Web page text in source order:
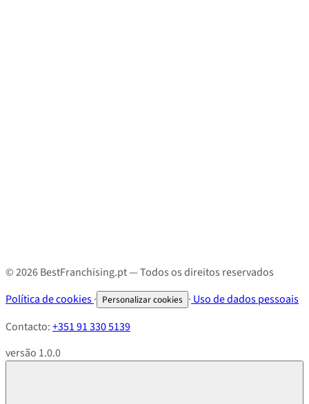
© 2026 BestFranchising.pt — Todos os direitos reservados
Política de cookies· Personalizar cookies · Uso de dados pessoais
Contacto:+351 91 330 5139
versão 1.0.0